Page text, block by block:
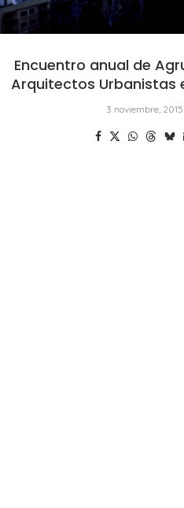
Encuentro anual de
Arquitectos Urbanistas
3 noviembre, 2015